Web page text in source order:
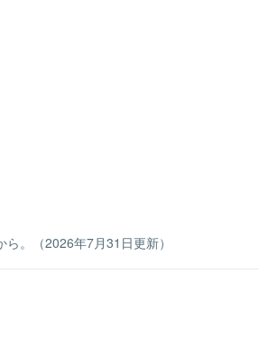
。（2026年7月31日更新）